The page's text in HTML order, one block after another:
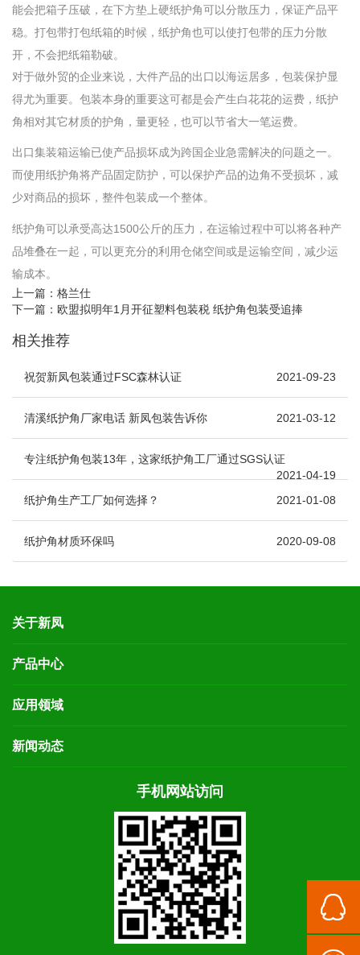
能会把箱子压破，在下方垫上硬纸护角可以分散压力，保证产品平
稳。打包带打包纸箱的时候，纸护角也可以使打包带的压力分散
开，不会把纸箱勒破。
对于做外贸的企业来说，大件产品的出口以海运居多，包装保护显
得尤为重要。包装本身的重要这可都是会产生白花花的运费，纸护
角相对其它材质的护角，量更轻，也可以节省大一笔运费。
出口集装箱运输已使产品损坏成为跨国企业急需解决的问题之一。
而使用纸护角将产品固定防护，可以保护产品的边角不受损坏，减
少对商品的损坏，整件包装成一个整体。
纸护角可以承受高达1500公斤的压力，在运输过程中可以将各种产
品堆叠在一起，可以更充分的利用仓储空间或是运输空间，减少运
输成本。
上一篇： 格兰仕
下一篇： 欧盟拟明年1月开征塑料包装税 纸护角包装受追捧
相关推荐
祝贺新凤包装通过FSC森林认证 2021-09-23
清溪纸护角厂家电话 新凤包装告诉你 2021-03-12
专注纸护角包装13年，这家纸护角工厂通过SGS认证
2021-04-19
纸护角生产工厂如何选择？
2021-01-08
纸护角材质环保吗 2020-09-08
关于新凤
产品中心
应用领域
新闻动态
手机网站访问